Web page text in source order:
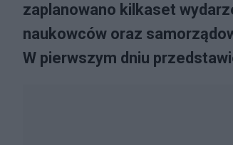
zaplanowano kilkaset
naukowców oraz
W pierwszym dniu